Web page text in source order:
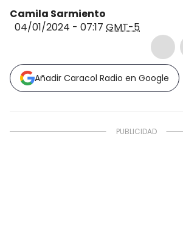
Camila Sarmiento
04/01/2024 - 07:17 GMT-5
Añadir Caracol Radio en Google